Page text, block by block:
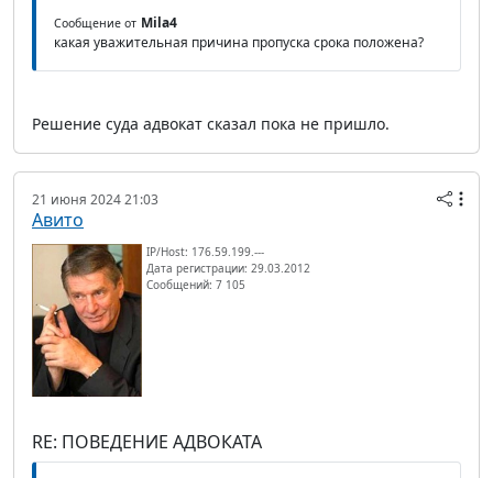
Сообщение от Mila4
какая уважительная причина пропуска срока положена?
Решение суда адвокат сказал пока не пришло.
21 июня 2024 21:03
Авито
IP/Host: 176.59.199.---
Дата регистрации: 29.03.2012
Сообщений: 7 105
RE: ПОВЕДЕНИЕ АДВОКАТА